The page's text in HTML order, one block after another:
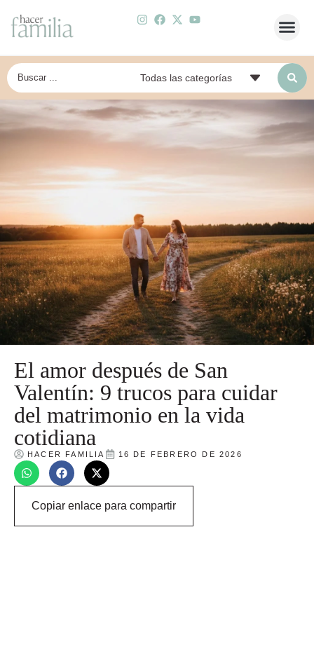
El amor después de San
Valentín: 9 trucos para cuidar
del matrimonio en la vida
cotidiana
HACER FAMILIA 16 DE FEBRERO DE 2026
Copiar enlace para compartir